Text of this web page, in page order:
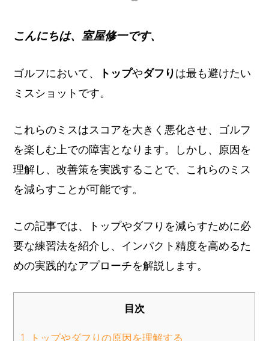
こんにちは、室屋修一です、
ゴルフにおいて、 トップやダフりは最も避けたい
ミスショットです。
これらのミスはスコアを大きく悪化させ、ゴルフ
を楽しむ上での障害となります。しかし、原因を
理解し、改善策を実践することで、これらのミス
を減らすことが可能です。
この記事では、トップやダフりを減らすために必
要な練習法を紹介し、インパクト精度を高めるた
めの実践的なアプローチを解説します。
目次
1. トップやダフりの原因を理解する